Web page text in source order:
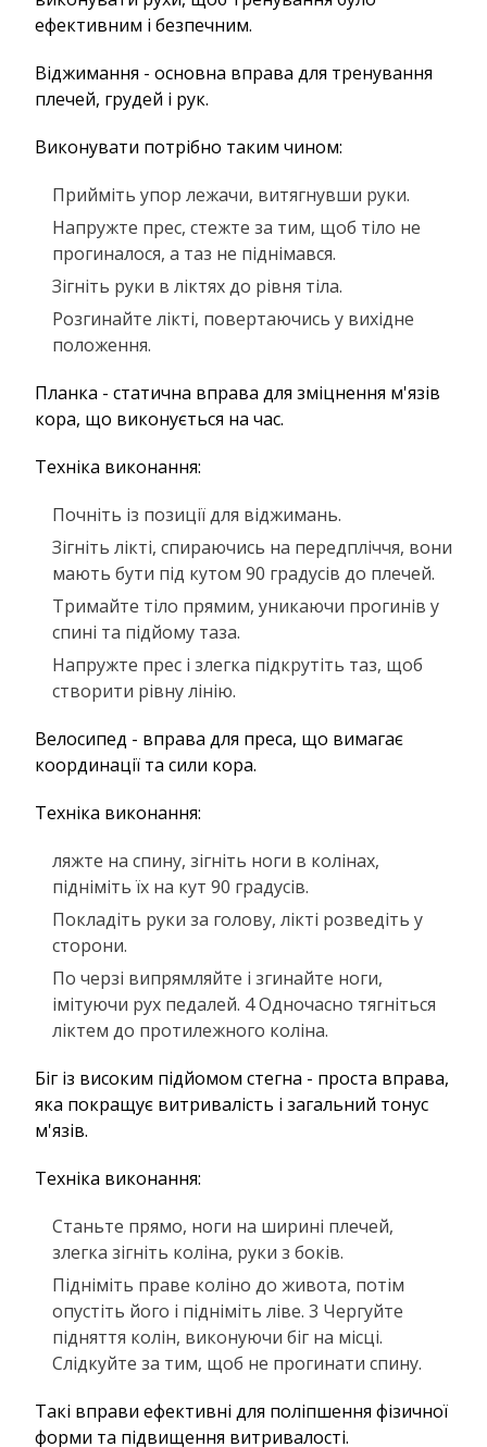
ефективним і безпечним.
Віджимання - основна вправа для тренування
плечей, грудей і рук.
Виконувати потрібно таким чином:
Прийміть упор лежачи, витягнувши руки.
Напружте прес, стежте за тим, щоб тіло не
прогиналося, а таз не піднімався.
Зігніть руки в ліктях до рівня тіла.
Розгинайте лікті, повертаючись у вихідне
положення.
Планка - статична вправа для зміцнення м'язів
кора, що виконується на час.
Техніка виконання:
Почніть із позиції для віджимань.
Зігніть лікті, спираючись на передпліччя, вони
мають бути під кутом 90 градусів до плечей.
Тримайте тіло прямим, уникаючи прогинів у
спині та підйому таза.
Напружте прес і злегка підкрутіть таз, щоб
створити рівну лінію.
Велосипед - вправа для преса, що вимагає
координації та сили кора.
Техніка виконання:
ляжте на спину, зігніть ноги в колінах,
підніміть їх на кут 90 градусів.
Покладіть руки за голову, лікті розведіть у
сторони.
По черзі випрямляйте і згинайте ноги,
імітуючи рух педалей. 4 Одночасно тягніться
ліктем до протилежного коліна.
Біг із високим підйомом стегна - проста вправа,
яка покращує витривалість і загальний тонус
м'язів.
Техніка виконання:
Станьте прямо, ноги на ширині плечей,
злегка зігніть коліна, руки з боків.
Підніміть праве коліно до живота, потім
опустіть його і підніміть ліве. 3 Чергуйте
підняття колін, виконуючи біг на місці.
Слідкуйте за тим, щоб не прогинати спину.
Такі вправи ефективні для поліпшення фізичної
форми та підвищення витривалості.